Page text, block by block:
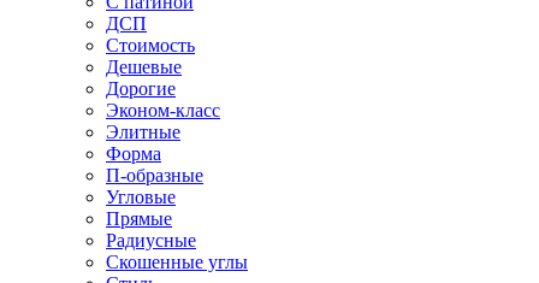
ДСП
Стоимость
Дешевые
Дорогие
Эконом-класс
Элитные
Форма
П-образные
Угловые
Прямые
Радиусные
Скошенные углы